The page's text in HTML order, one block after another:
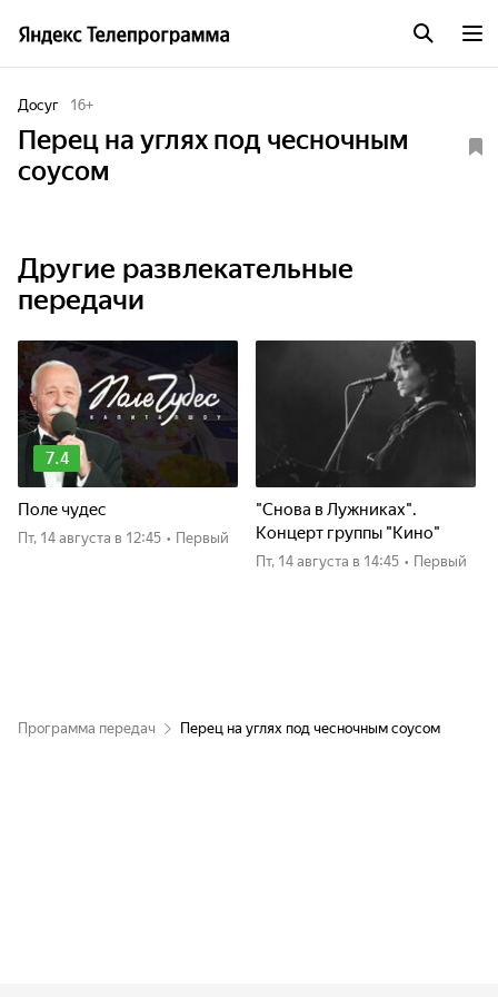
Досуг 16+
Перец на углях под чесночным
соусом
Другие развлекательные
передачи
7.4
Поле чудес
пт, 14 августа в 12:45 • Первый
"Снова в Лужниках".
Концерт группы "Кино"
пт, 14 августа в 14:45 • Первый
Программа передач Перец на углях под чесночным соусом